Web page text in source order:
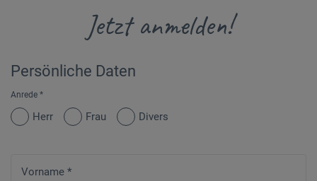
Jetzt anmelden!
Persönliche Daten
Anrede *
Herr Frau Divers
Vorname *